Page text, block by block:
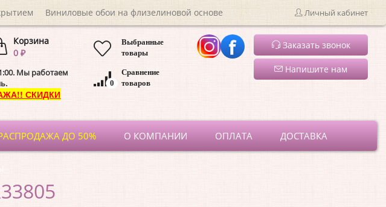
Виниловые обои на флизелиновой основе Личный кабинет
Корзина
0 ₽
Мы работаем
СКИДКИ
Выбранные
товары
Сравнение
товаров
0
Заказать звонок
Напишите нам
ДО 50% О КОМПАНИИ ОПЛАТА ДОСТАВКА